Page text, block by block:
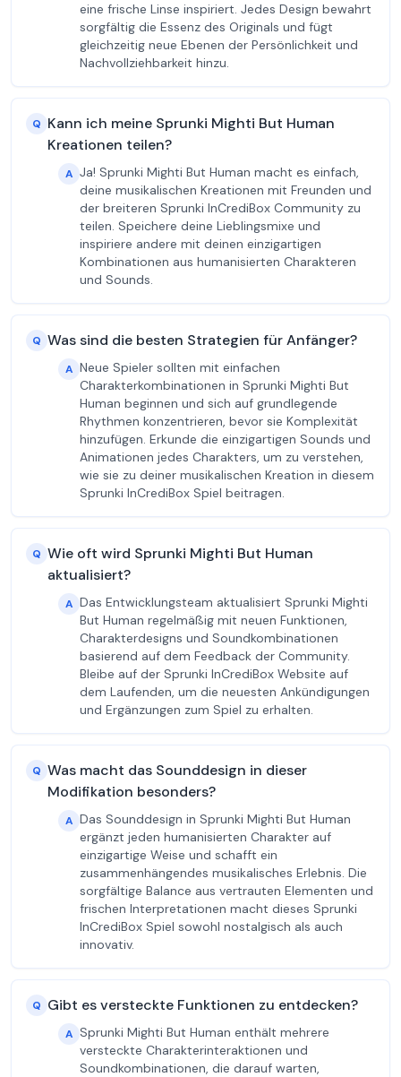
eine frische Linse inspiriert. Jedes Design bewahrt
sorgfältig die Essenz des Originals und fügt
gleichzeitig neue Ebenen der Persönlichkeit und
Nachvollziehbarkeit hinzu.
Q Kann ich meine Sprunki Mighti But Human
Kreationen teilen?
A Ja! Sprunki Mighti But Human macht es einfach,
deine musikalischen Kreationen mit Freunden und
der breiteren Sprunki InCrediBox Community zu
teilen. Speichere deine Lieblingsmixe und
inspiriere andere mit deinen einzigartigen
Kombinationen aus humanisierten Charakteren
und Sounds.
Q Was sind die besten Strategien für Anfänger?
A Neue Spieler sollten mit einfachen
Charakterkombinationen in Sprunki Mighti But
Human beginnen und sich auf grundlegende
Rhythmen konzentrieren, bevor sie Komplexität
hinzufügen. Erkunde die einzigartigen Sounds und
Animationen jedes Charakters, um zu verstehen,
wie sie zu deiner musikalischen Kreation in diesem
Sprunki InCrediBox Spiel beitragen.
Q Wie oft wird Sprunki Mighti But Human
aktualisiert?
A Das Entwicklungsteam aktualisiert Sprunki Mighti
But Human regelmäßig mit neuen Funktionen,
Charakterdesigns und Soundkombinationen
basierend auf dem Feedback der Community.
Bleibe auf der Sprunki InCrediBox Website auf
dem Laufenden, um die neuesten Ankündigungen
und Ergänzungen zum Spiel zu erhalten.
Q Was macht das Sounddesign in dieser
Modifikation besonders?
A Das Sounddesign in Sprunki Mighti But Human
ergänzt jeden humanisierten Charakter auf
einzigartige Weise und schafft ein
zusammenhängendes musikalisches Erlebnis. Die
sorgfältige Balance aus vertrauten Elementen und
frischen Interpretationen macht dieses Sprunki
InCrediBox Spiel sowohl nostalgisch als auch
innovativ.
Q Gibt es versteckte Funktionen zu entdecken?
A Sprunki Mighti But Human enthält mehrere
versteckte Charakterinteraktionen und
Soundkombinationen, die darauf warten,